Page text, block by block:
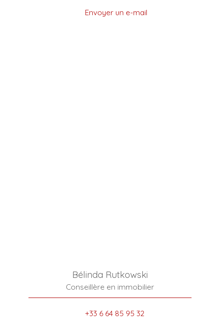
Envoyer un e-mail
Bélinda Rutkowski
Conseillère en immobilier
+33 6 64 85 95 32